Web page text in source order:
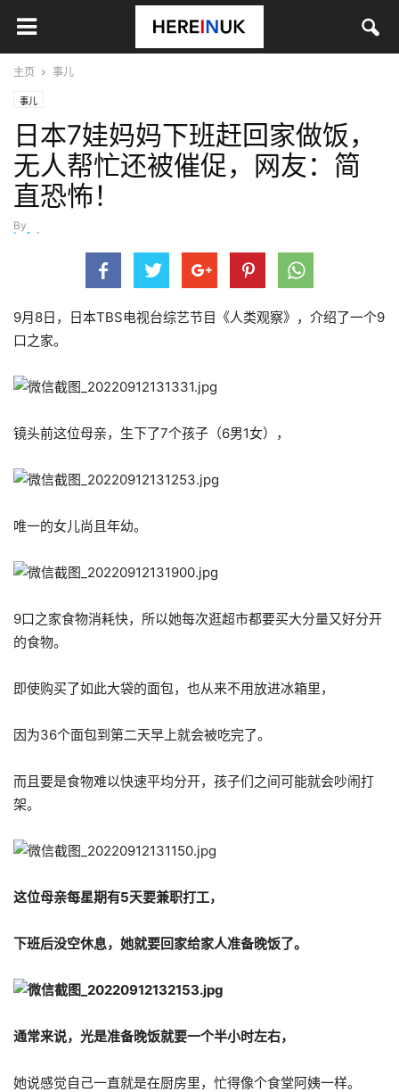
主页 事儿
事儿
日本7娃妈妈下班赶回家做饭，
无人帮忙还被催促，网友：简
直恐怖！
By
hefei
9月8日，日本TBS电视台综艺节目《人类观察》，介绍了一个9
口之家。
镜头前这位母亲，生下了7个孩子（6男1女），
唯一的女儿尚且年幼。
9口之家食物消耗快，所以她每次逛超市都要买大分量又好分开
的食物。
即使购买了如此大袋的面包，也从来不用放进冰箱里，
因为36个面包到第二天早上就会被吃完了。
而且要是食物难以快速平均分开，孩子们之间可能就会吵闹打
架。
这位母亲每星期有5天要兼职打工，
下班后没空休息，她就要回家给家人准备晚饭了。
通常来说，光是准备晚饭就要一个半小时左右，
她说感觉自己一直就是在厨房里，忙得像个食堂阿姨一样。